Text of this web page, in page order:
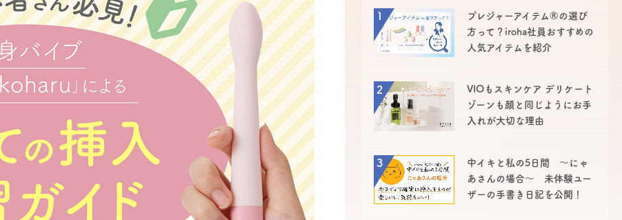
1
プレジャーアイテム®の選び
方って？iroha社員おすすめの
人気アイテムを紹介
2
VIOもスキンケア デリケート
ゾーンも顔と同じようにお手
入れが大切な理由
3
中イキと私の5日間 ～にゃ
あさんの場合～ 未体験ユー
ザーの手書き日記を公開！